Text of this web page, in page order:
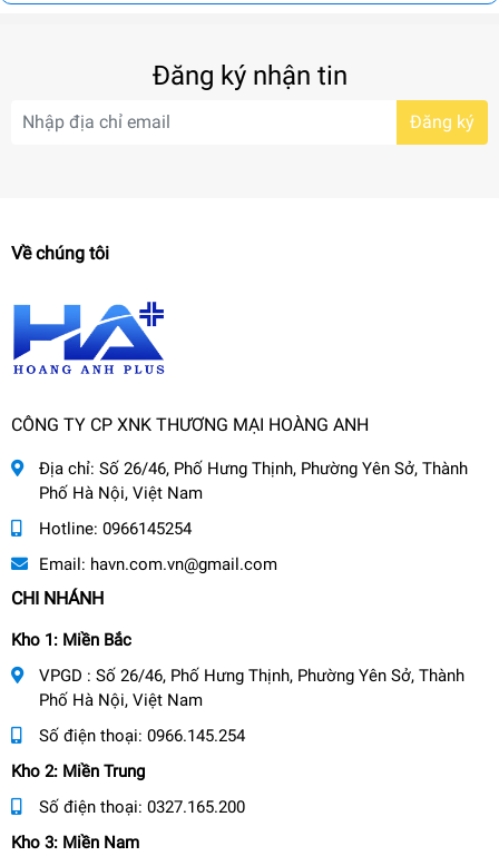
Đăng ký nhận tin
Đăng ký
Về chúng tôi
CÔNG TY CP XNK THƯƠNG MẠI HOÀNG ANH
Địa chỉ: Số 26/46, Phố Hưng Thịnh, Phường Yên Sở, Thành
Phố Hà Nội, Việt Nam
Hotline: 0966145254
Email: havn.com.vn@gmail.com
CHI NHÁNH
Kho 1: Miền Bắc
VPGD : Số 26/46, Phố Hưng Thịnh, Phường Yên Sở, Thành
Phố Hà Nội, Việt Nam
Số điện thoại: 0966.145.254
Kho 2: Miền Trung
Số điện thoại: 0327.165.200
Kho 3: Miền Nam